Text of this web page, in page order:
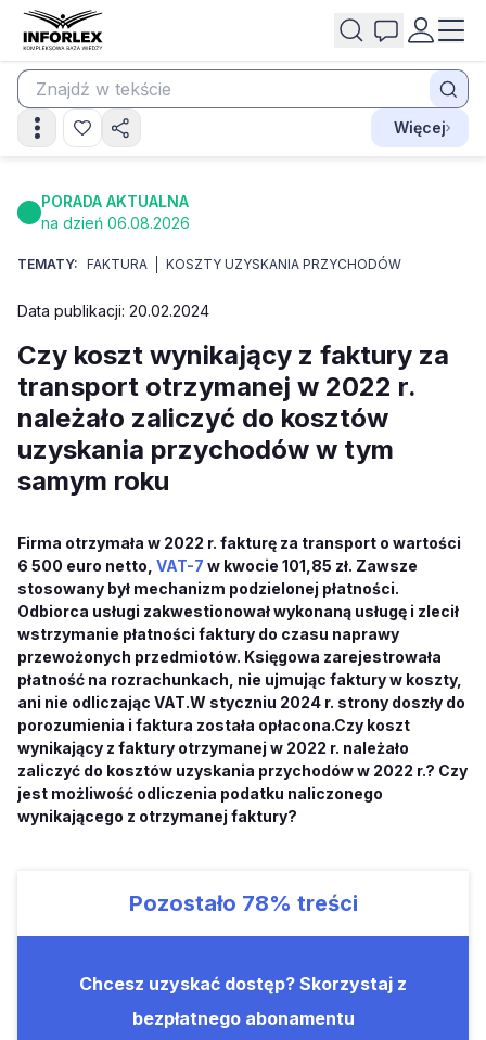
Więcej
PORADA AKTUALNA
na dzień 06.08.2026
TEMATY: FAKTURA KOSZTY UZYSKANIA PRZYCHODÓW
Data publikacji: 20.02.2024
Czy koszt wynikający z faktury za
transport otrzymanej w 2022 r.
należało zaliczyć do kosztów
uzyskania przychodów w tym
samym roku
Firma otrzymała w 2022 r. fakturę za transport o wartości
6 500 euro netto, VAT-7 w kwocie 101,85 zł. Zawsze
stosowany był mechanizm podzielonej płatności.
Odbiorca usługi zakwestionował wykonaną usługę i zlecił
wstrzymanie płatności faktury do czasu naprawy
przewożonych przedmiotów. Księgowa zarejestrowała
płatność na rozrachunkach, nie ujmując faktury w koszty,
ani nie odliczając VAT.W styczniu 2024 r. strony doszły do
porozumienia i faktura została opłacona.Czy koszt
wynikający z faktury otrzymanej w 2022 r. należało
zaliczyć do kosztów uzyskania przychodów w 2022 r.? Czy
jest możliwość odliczenia podatku naliczonego
wynikającego z otrzymanej faktury?
Pozostało 78% treści
Chcesz uzyskać dostęp? Skorzystaj z
bezpłatnego abonamentu